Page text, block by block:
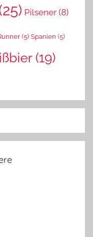
Pilsener (8)
(5) Spanien (5)
(19)